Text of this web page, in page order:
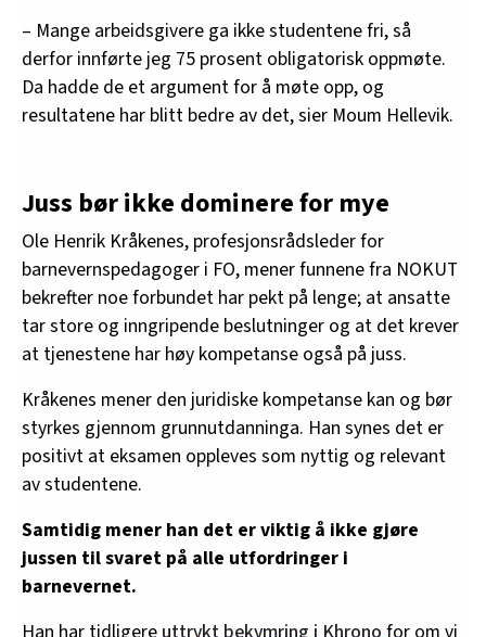
– Mange arbeidsgivere ga ikke studentene fri, så
derfor innførte jeg 75 prosent obligatorisk oppmøte.
Da hadde de et argument for å møte opp, og
resultatene har blitt bedre av det, sier Moum Hellevik.
Juss bør ikke dominere for mye
Ole Henrik Kråkenes, profesjonsrådsleder for
barnevernspedagoger i FO, mener funnene fra NOKUT
bekrefter noe forbundet har pekt på lenge; at ansatte
tar store og inngripende beslutninger og at det krever
at tjenestene har høy kompetanse også på juss.
Kråkenes mener den juridiske kompetanse kan og bør
styrkes gjennom grunnutdanninga. Han synes det er
positivt at eksamen oppleves som nyttig og relevant
av studentene.
Samtidig mener han det er viktig å ikke gjøre
jussen til svaret på alle utfordringer i
barnevernet.